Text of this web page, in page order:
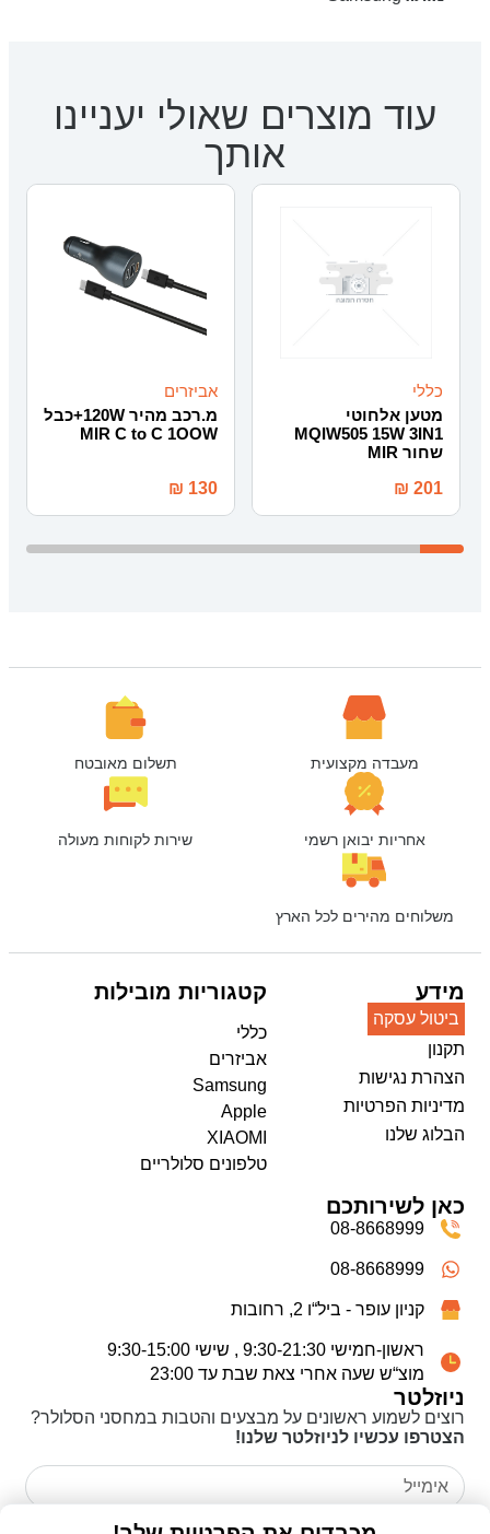
עוד מוצרים שאולי יעניינו
אותך
כללי
מטען אלחוטי
MQIW505 15W 3IN1
שחור MIR
₪ 201
אביזרים
מ.רכב מהיר 120W+כבל
MIR C to C 1OOW
₪ 130
מעבדה מקצועית תשלום מאובטח
אחריות יבואן רשמי שירות לקוחות מעולה
משלוחים מהירים לכל הארץ
ניוזלטר
רוצים לשמוע ראשונים על מבצעים והטבות במחסני הסלולר?
הצטרפו עכשיו לניוזלטר שלנו!
אני מאשר/ת כי קראתי אתמדיניות הפרטיותואני מסכים/ה
מידע
ביטול עסקה
תקנון
הצהרת נגישות
מדיניות הפרטיות
הבלוג שלנו
קטגוריות מובילות
כללי
אביזרים
Samsung
Apple
XIAOMI
טלפונים סלולריים
כאן לשירותכם
08-8668999
08-8668999
קניון עופר - ביל“ו 2, רחובות
ראשון-חמישי 9:30-21:30 , שישי 9:30-15:00
מוצ“ש שעה אחרי צאת שבת עד 23:00